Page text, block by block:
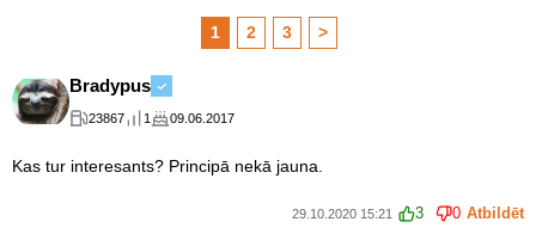
1 2 3 >
Bradypus
23867 1 09.06.2017
Kas tur interesants? Principā nekā jauna.
29.10.2020 15:21 3 0 Atbildēt